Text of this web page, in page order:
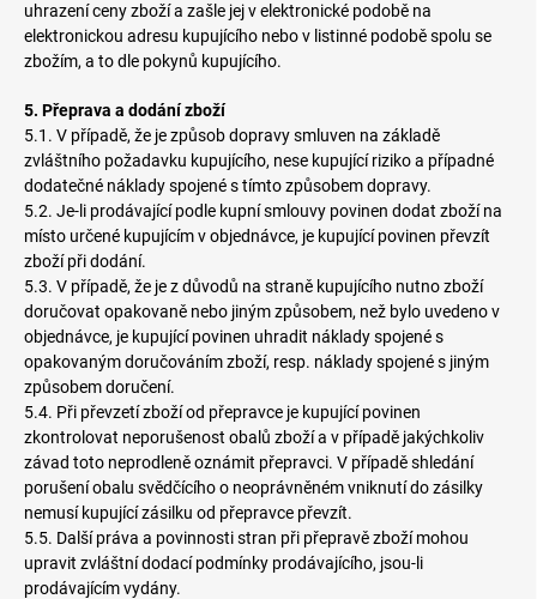
uhrazení ceny zboží a zašle jej v elektronické podobě na
elektronickou adresu kupujícího nebo v listinné podobě spolu se
zbožím, a to dle pokynů kupujícího.
5. Přeprava a dodání zboží
5.1. V případě, že je způsob dopravy smluven na základě
zvláštního požadavku kupujícího, nese kupující riziko a případné
dodatečné náklady spojené s tímto způsobem dopravy.
5.2. Je-li prodávající podle kupní smlouvy povinen dodat zboží na
místo určené kupujícím v objednávce, je kupující povinen převzít
zboží při dodání.
5.3. V případě, že je z důvodů na straně kupujícího nutno zboží
doručovat opakovaně nebo jiným způsobem, než bylo uvedeno v
objednávce, je kupující povinen uhradit náklady spojené s
opakovaným doručováním zboží, resp. náklady spojené s jiným
způsobem doručení.
5.4. Při převzetí zboží od přepravce je kupující povinen
zkontrolovat neporušenost obalů zboží a v případě jakýchkoliv
závad toto neprodleně oznámit přepravci. V případě shledání
porušení obalu svědčícího o neoprávněném vniknutí do zásilky
nemusí kupující zásilku od přepravce převzít.
5.5. Další práva a povinnosti stran při přepravě zboží mohou
upravit zvláštní dodací podmínky prodávajícího, jsou-li
prodávajícím vydány.